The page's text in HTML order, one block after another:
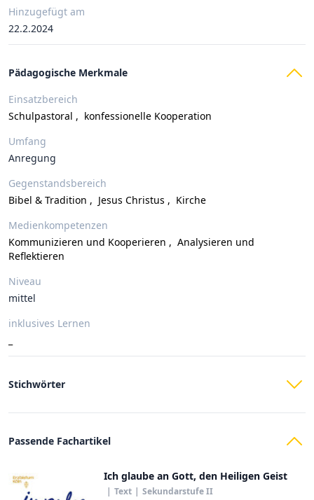
Hinzugefügt am
22.2.2024
Pädagogische Merkmale
Einsatzbereich
Schulpastoral , konfessionelle Kooperation
Umfang
Anregung
Gegenstandsbereich
Bibel & Tradition , Jesus Christus , Kirche
Medienkompetenzen
Kommunizieren und Kooperieren , Analysieren und
Reflektieren
Niveau
mittel
inklusives Lernen
Stichwörter
Passende Fachartikel
Ich glaube an Gott, den Heiligen Geist
| Text | Sekundarstufe II